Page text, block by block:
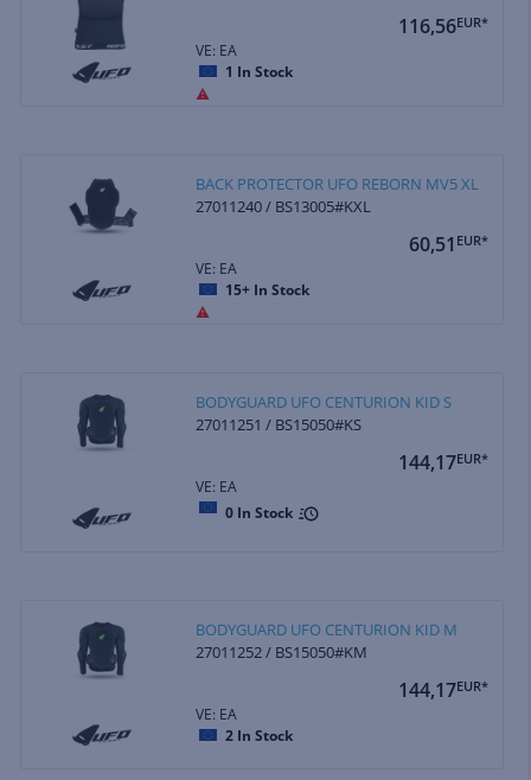
116,56EUR*
VE: EA
1 In Stock
BACK PROTECTOR UFO REBORN MV5 XL
27011240 / BS13005#KXL
60,51 EUR*
VE: EA
15+ In Stock
BODYGUARD UFO CENTURION KID S
27011251 / BS15050#KS
144,17EUR*
VE: EA
0 In Stock
BODYGUARD UFO CENTURION KID M
27011252 / BS15050#KM
144,17EUR*
VE: EA
2 In Stock